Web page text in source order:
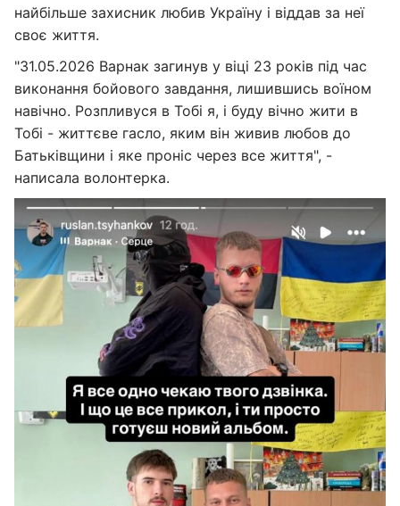
найбільше захисник любив Україну і віддав за неї
своє життя.
"31.05.2026 Варнак загинув у віці 23 років під час
виконання бойового завдання, лишившись воїном
навічно. Розпливуся в Тобі я, і буду вічно жити в
Тобі - життєве гасло, яким він живив любов до
Батьківщини і яке проніс через все життя", -
написала волонтерка.